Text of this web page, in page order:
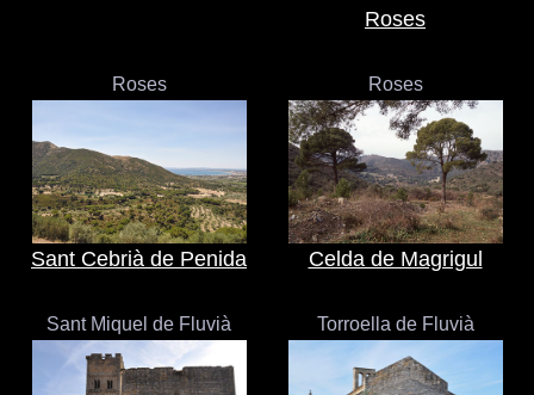
Roses
Roses
Sant Cebrià de Penida
Roses
Celda de Magrigul
Sant Miquel de Fluvià Torroella de Fluvià